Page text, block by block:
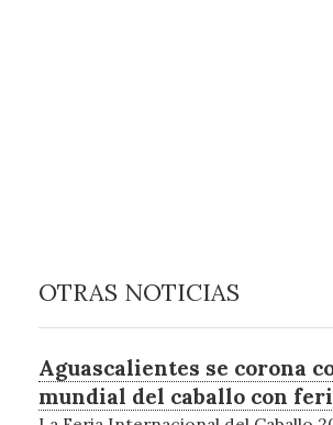
OTRAS NOTICIAS
Aguascalientes se corona
mundial del caballo con